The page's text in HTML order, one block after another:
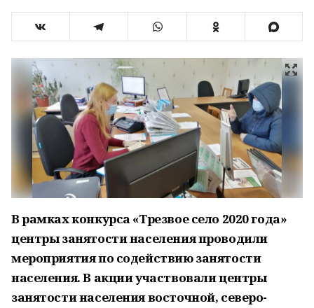
В рамках конкурса «Трезвое село 2020 года»
центры занятости населения проводили
мероприятия по содействию занятости
населения. В акции участвовали центры
занятости населения восточной, северо-